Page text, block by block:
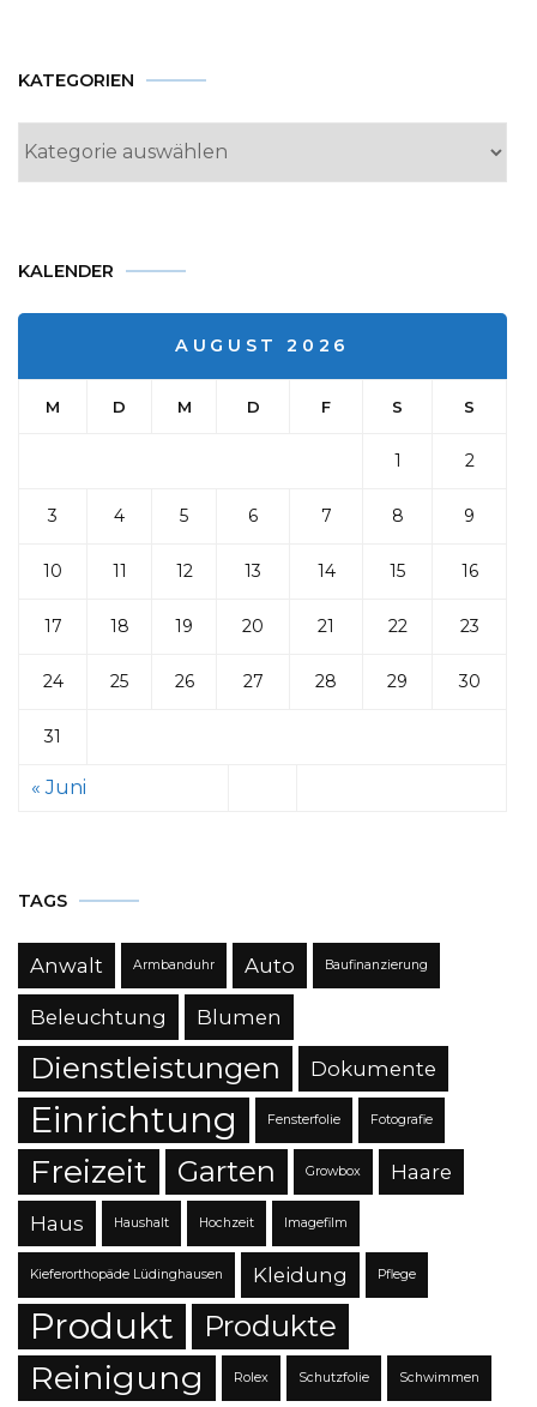
KATEGORIEN
Kategorien
KALENDER
AUGUST 2026
M D M D F S S
1 2
3 4 5 6 7 8 9
10 11 12 13 14 15 16
17 18 19 20 21 22 23
24 25 26 27 28 29 30
31
« Juni
TAGS
Anwalt Armbanduhr Auto Baufinanzierung
Beleuchtung Blumen
Dienstleistungen Dokumente
Einrichtung Fensterfolie Fotografie
Freizeit Garten Growbox Haare
Haus Haushalt Hochzeit Imagefilm
Kieferorthopäde Lüdinghausen Kleidung Pflege
Produkt Produkte
Reinigung Rolex Schutzfolie Schwimmen